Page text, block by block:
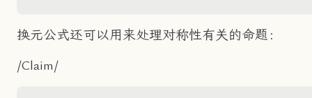
换元公式还可以用来处理对称性有关的命题：
/Claim/